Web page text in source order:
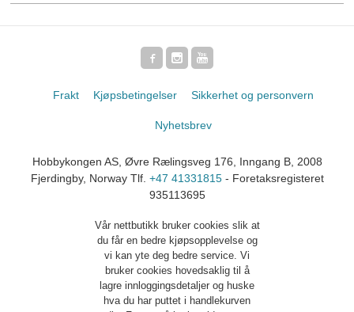
Frakt Kjøpsbetingelser Sikkerhet og personvern
Nyhetsbrev
Hobbykongen AS, Øvre Rælingsveg 176, Inngang B, 2008
Fjerdingby, Norway Tlf. +47 41331815- Foretaksregisteret
935113695
Vår nettbutikk bruker cookies slik at
du får en bedre kjøpsopplevelse og
vi kan yte deg bedre service. Vi
bruker cookies hovedsaklig til å
lagre innloggingsdetaljer og huske
hva du har puttet i handlekurven